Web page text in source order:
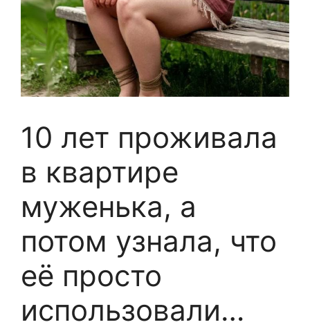
10 лет проживала
в квартире
муженька, а
потом узнала, что
её просто
использовали…